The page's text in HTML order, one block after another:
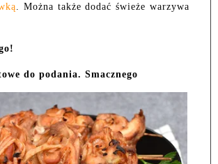
. Można także dodać świeże warzywa
do podania. Smacznego